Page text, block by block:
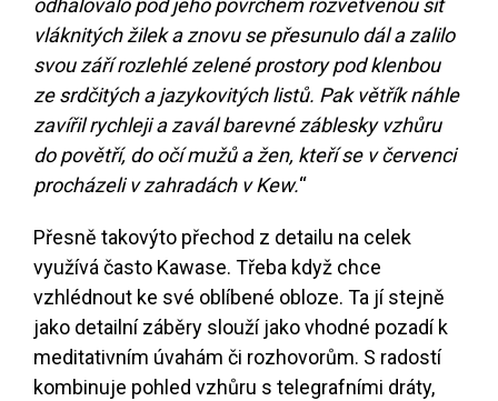
odhalovalo pod jeho povrchem rozvětvenou síť
vláknitých žilek a znovu se přesunulo dál a zalilo
svou září rozlehlé zelené prostory pod klenbou
ze srdčitých a jazykovitých listů. Pak větřík náhle
zavířil rychleji a zavál barevné záblesky vzhůru
do povětří, do očí mužů a žen, kteří se v červenci
procházeli v zahradách v Kew.“
Přesně takovýto přechod z detailu na celek
využívá často Kawase. Třeba když chce
vzhlédnout ke své oblíbené obloze. Ta jí stejně
jako detailní záběry slouží jako vhodné pozadí k
meditativním úvahám či rozhovorům. S radostí
kombinuje pohled vzhůru s telegrafními dráty,